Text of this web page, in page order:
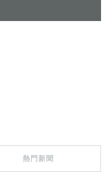
熱門新聞